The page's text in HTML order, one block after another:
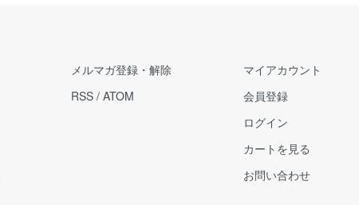
メルマガ登録・解除
RSS / ATOM
マイアカウント
会員登録
ログイン
カートを見る
お問い合わせ